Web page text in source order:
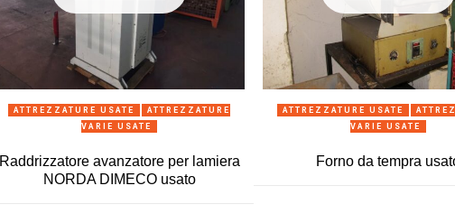
ANTEPRIMA
ATTREZZATURE USATE
ATTREZZATURE
VARIE USATE
Raddrizzatore avanzatore per lamiera
NORDA DIMECO usato
ANTEPRIMA
ATTREZZATURE USATE
VARIE USATE
Forno da tempra